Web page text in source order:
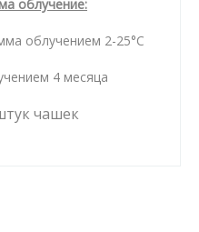
облучение:
облучением 2-25°С
4 месяца
чашек